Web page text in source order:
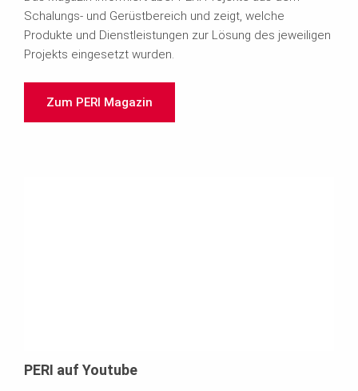
l
d
Schalungs- und Gerüstbereich und zeigt, welche
Produkte und Dienstleistungen zur Lösung des jeweiligen
Projekts eingesetzt wurden.
Zum PERI Magazin
PERI auf Youtube